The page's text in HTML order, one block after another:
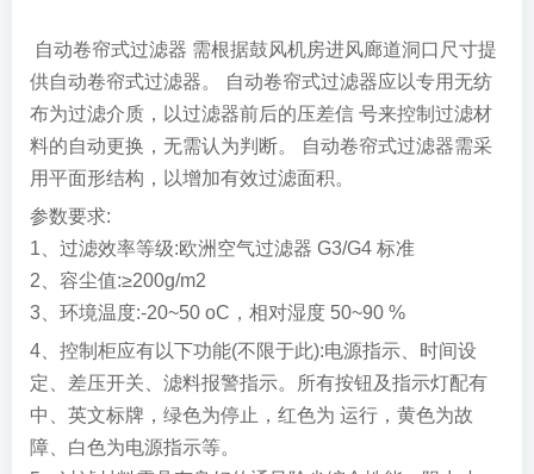
自动卷帘式过滤器 需根据鼓风机房进风廊道洞口尺寸提
供自动卷帘式过滤器。 自动卷帘式过滤器应以专用无纺
布为过滤介质，以过滤器前后的压差信 号来控制过滤材
料的自动更换，无需认为判断。 自动卷帘式过滤器需采
用平面形结构，以增加有效过滤面积。
参数要求:
1、过滤效率等级:欧洲空气过滤器 G3/G4 标准
2、容尘值:≥200g/m2
3、环境温度:-20~50 oC，相对湿度 50~90 %
4、控制柜应有以下功能(不限于此):电源指示、时间设
定、差压开关、滤料报警指示。所有按钮及指示灯配有
中、英文标牌，绿色为停止，红色为 运行，黄色为故
障、白色为电源指示等。